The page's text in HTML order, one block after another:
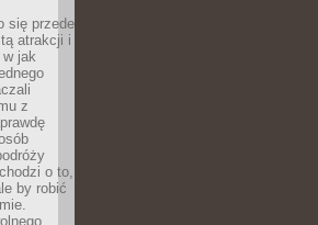
się przede
atrakcji i
jak
z
o to,
by robić